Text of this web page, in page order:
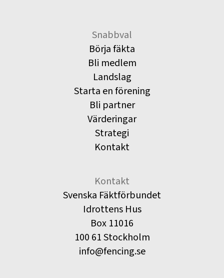
Snabbval
Börja fäkta
Bli medlem
Landslag
Starta en förening
Bli partner
Värderingar
Strategi
Kontakt
Kontakt
Svenska Fäktförbundet
Idrottens Hus
Box 11016
100 61 Stockholm
info@fencing.se